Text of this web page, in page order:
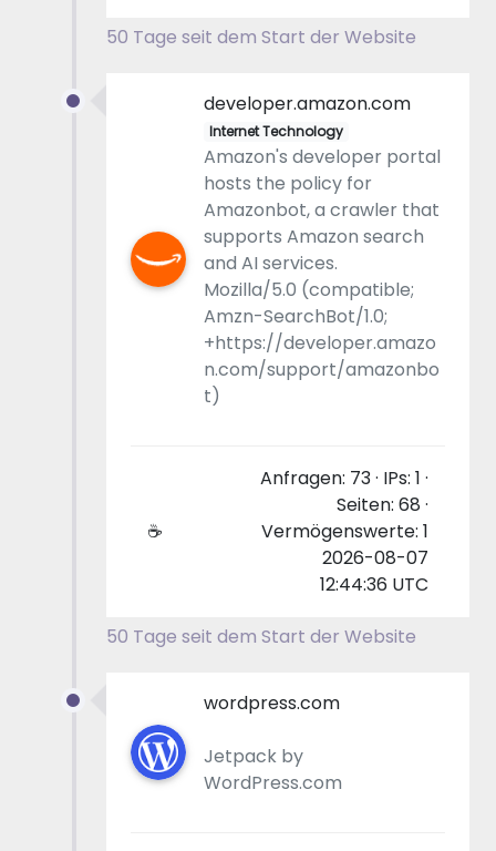
50 Tage seit dem Start der Website
developer.amazon.com
Internet Technology
Amazon's developer portal
hosts the policy for
Amazonbot, a crawler that
supports Amazon search
and AI services.
Mozilla/5.0 (compatible;
Amzn-SearchBot/1.0;
+https://developer.amazo
n.com/support/amazonbo
t)
☕
Anfragen: 73 · IPs: 1 ·
Seiten: 68 ·
Vermögenswerte: 1
2026-08-07
12:44:36 UTC
50 Tage seit dem Start der Website
wordpress.com
Jetpack by
WordPress.com